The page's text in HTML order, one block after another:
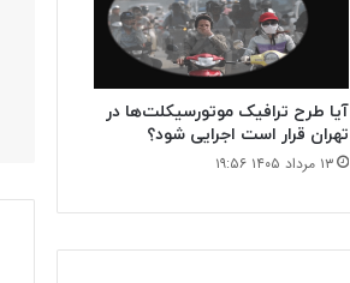
آیا طرح ترافیک موتورسیکلت‌ها در
تهران قرار است اجرایی شود؟
۱۳ مرداد ۱۴۰۵ ۱۹:۵۶